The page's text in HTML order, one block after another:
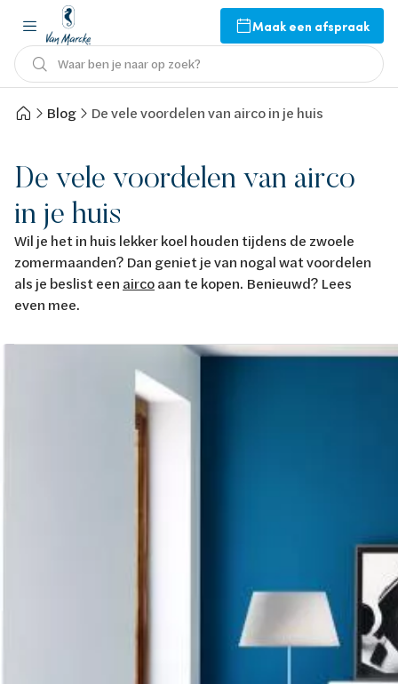
Maak een afspraak
Waar ben je naar op zoek?
Blog De vele voordelen van airco in je huis
De vele voordelen van airco
in je huis
Wil je het in huis lekker koel houden tijdens de zwoele
zomermaanden? Dan geniet je van nogal wat voordelen
als je beslist een aircoaan te kopen. Benieuwd? Lees
even mee.
Afbeelding